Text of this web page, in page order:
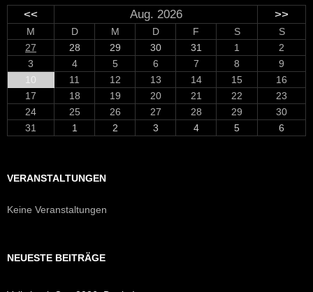
<< Aug. 2026 >>
M D M D F S
S
27
28 29 30 31 1
2
3
4 5 6 7 8
9
10
11 12 13 14 15
16
17
18 19 20 21 22
23
24
25 26 27 28 29
30
31
1 2 3 4 5 6
VERANSTALTUNGEN
Keine Veranstaltungen
NEUESTE BEITRÄGE